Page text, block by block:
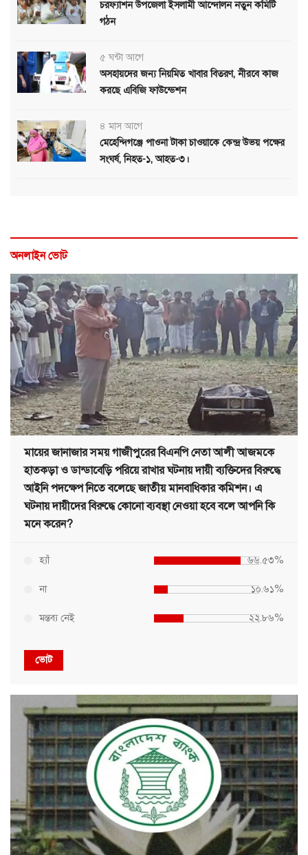
চরফ্যাশন উপজেলা ইসলামী আন্দোলন নতুন কমিটি
গঠন
৫ ঘন্টা আগে
অসহায়দের জন্য নিয়মিত খাবার বিতরণ, নীরবে কাজ
করছে এবিজি ফাউন্ডেশন
৪ মাস আগে
মেহেন্দিগঞ্জে পাওনা টাকা চাওয়াকে কেন্দ্র উভয় পক্ষের
সংঘর্ষ, নিহত-১, আহত-৩।
অনলাইন ভোট
মায়ের জানাজার সময় গাজীপুরের বিএনপি নেতা আলী আজমকে
হাতকড়া ও ডান্ডাবেড়ি পরিয়ে রাখার ঘটনায় দায়ী ব্যক্তিদের বিরুদ্ধে
আইনি পদক্ষেপ নিতে বলেছে জাতীয় মানবাধিকার কমিশন। এ
ঘটনায় দায়ীদের বিরুদ্ধে কোনো ব্যবস্থা নেওয়া হবে বলে আপনি কি
মনে করেন?
হ্যাঁ ৬৬.৫৩%
না ১০.৬১%
মন্তব্য নেই ২২.৮৬%
ভোট